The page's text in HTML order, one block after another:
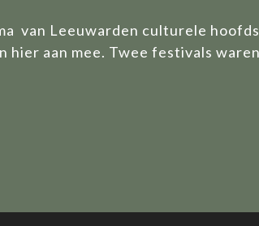
van Leeuwarden culturele
hier aan mee. Twee festivals